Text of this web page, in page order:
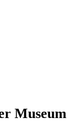
Museum